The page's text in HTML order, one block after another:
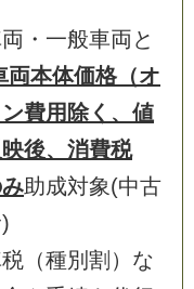
・一般車両と
両本体価格（オ
費用除く、値
後、消費税
助成対象(中古
（種別割）な